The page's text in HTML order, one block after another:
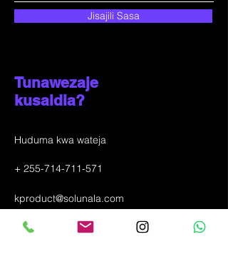
Jisajili Sasa
Tunawezaje
kusaidia?
Huduma kwa wateja
+ 255-714-711-571
kproduct@solunala.com
Mji wa Incheon, Ganseok-dong 433-4